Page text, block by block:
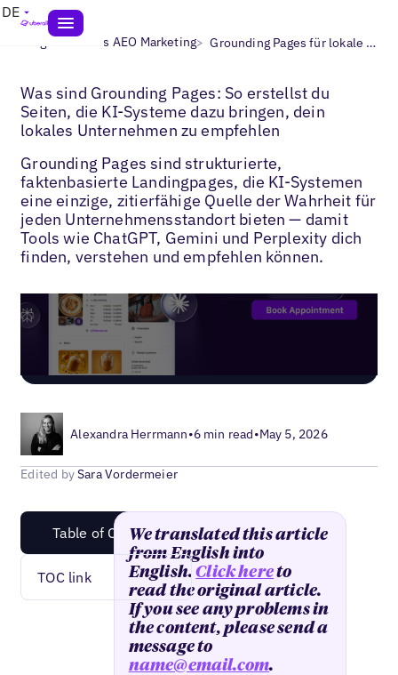
DE
Blogs> Lokales AEO Marketing> Grounding Pages für lokale Suche
Was sind Grounding Pages: So erstellst du
Seiten, die KI-Systeme dazu bringen, dein
lokales Unternehmen zu empfehlen
Grounding Pages sind strukturierte,
faktenbasierte Landingpages, die KI-Systemen
eine einzige, zitierfähige Quelle der Wahrheit für
jeden Unternehmensstandort bieten — damit
Tools wie ChatGPT, Gemini und Perplexity dich
finden, verstehen und empfehlen können.
Alexandra Herrmann•6 min read•May 5, 2026
Edited bySara Vordermeier
Table of Content
TOC link
We translated this article
from English into
English.Click hereto
read the original article.
If you see any problems in
the content, please send a
message to
name@email.com.